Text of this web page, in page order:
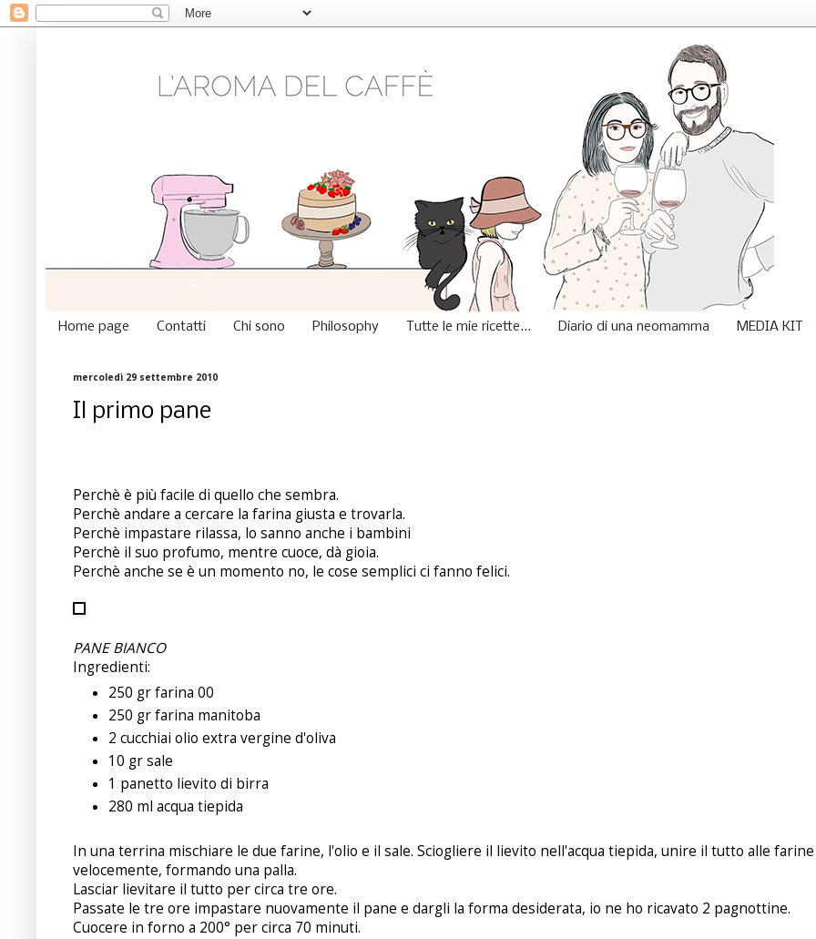
Home page Contatti Chi sono Philosophy Tutte le mie ricette... Diario di una neomamma MEDIA KIT
mercoledì 29 settembre 2010
Il primo pane
Perchè è più facile di quello che sembra.
Perchè andare a cercare la farina giusta e trovarla.
Perchè impastare rilassa, lo sanno anche i bambini
Perchè il suo profumo, mentre cuoce, dà gioia.
Perchè anche se è un momento no, le cose semplici ci fanno felici.
PANE BIANCO
Ingredienti:
250 gr farina 00
250 gr farina manitoba
2 cucchiai olio extra vergine d'oliva
10 gr sale
1 panetto lievito di birra
280 ml acqua tiepida
In una terrina mischiare le due farine, l'olio e il sale. Sciogliere il lievito nell'acqua tiepida, unire il tutto alle
velocemente, formando una palla.
Lasciar lievitare il tutto per circa tre ore.
Passate le tre ore impastare nuovamente il pane e dargli la forma desiderata, io ne ho ricavato 2 pagnottine.
Cuocere in forno a 200° per circa 70 minuti.